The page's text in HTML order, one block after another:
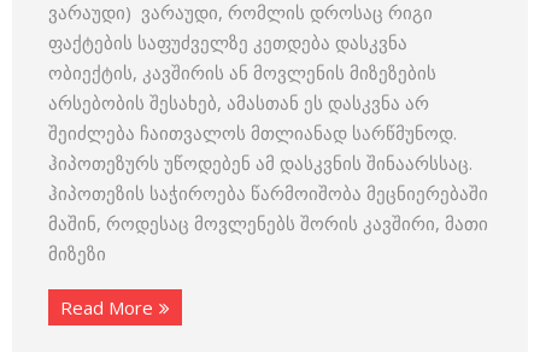
ვარაუდი) ვარაუდი, რომლის დროსაც რიგი
ფაქტების საფუძველზე კეთდება დასკვნა
ობიექტის, კავშირის ან მოვლენის მიზეზების
არსებობის შესახებ, ამასთან ეს დასკვნა არ
შეიძლება ჩაითვალოს მთლიანად სარწმუნოდ.
ჰიპოთეზურს უწოდებენ ამ დასკვნის შინაარსსაც.
ჰიპოთეზის საჭიროება წარმოიშობა მეცნიერებაში
მაშინ, როდესაც მოვლენებს შორის კავშირი, მათი
მიზეზი
Read More